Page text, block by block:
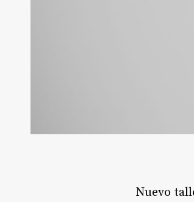
Nuevo